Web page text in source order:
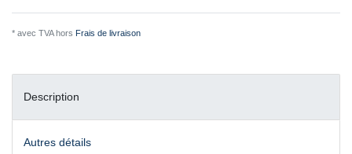
* avec TVA hors Frais de livraison
Description
Autres détails